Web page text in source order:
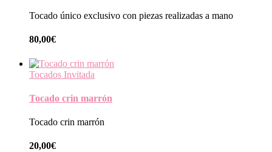
Tocado único exclusivo con piezas realizadas a mano
80,00€
Tocados Invitada
Tocado crin marrón
Tocado crin marrón
20,00€